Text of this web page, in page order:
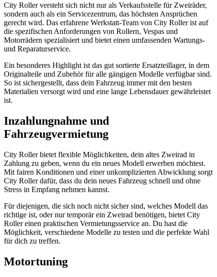
City Roller versteht sich nicht nur als Verkaufsstelle für Zweiräder,
sondern auch als ein Servicezentrum, das höchsten Ansprüchen
gerecht wird. Das erfahrene Werkstatt-Team von City Roller ist auf
die spezifischen Anforderungen von Rollern, Vespas und
Motorrädern spezialisiert und bietet einen umfassenden Wartungs-
und Reparaturservice.
Ein besonderes Highlight ist das gut sortierte Ersatzteillager, in dem
Originalteile und Zubehör für alle gängigen Modelle verfügbar sind.
So ist sichergestellt, dass dein Fahrzeug immer mit den besten
Materialien versorgt wird und eine lange Lebensdauer gewährleistet
ist.
Inzahlungnahme und
Fahrzeugvermietung
City Roller bietet flexible Möglichkeiten, dein altes Zweirad in
Zahlung zu geben, wenn du ein neues Modell erwerben möchtest.
Mit fairen Konditionen und einer unkomplizierten Abwicklung sorgt
City Roller dafür, dass du dein neues Fahrzeug schnell und ohne
Stress in Empfang nehmen kannst.
Für diejenigen, die sich noch nicht sicher sind, welches Modell das
richtige ist, oder nur temporär ein Zweirad benötigen, bietet City
Roller einen praktischen Vermietungsservice an. Du hast die
Möglichkeit, verschiedene Modelle zu testen und die perfekte Wahl
für dich zu treffen.
Motortuning